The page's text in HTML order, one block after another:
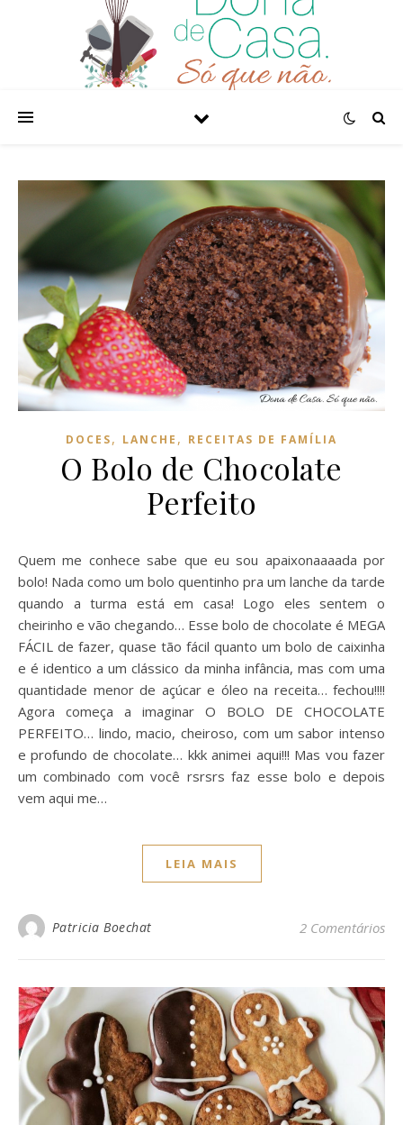
DOCES, LANCHE , RECEITAS DE FAMÍLIA
O Bolo de Chocolate
Perfeito
Quem me conhece sabe que eu sou apaixonaaaada por
bolo! Nada como um bolo quentinho pra um lanche da tarde
quando a turma está em casa! Logo eles sentem o
cheirinho e vão chegando… Esse bolo de chocolate é MEGA
FÁCIL de fazer, quase tão fácil quanto um bolo de caixinha
e é identico a um clássico da minha infância, mas com uma
quantidade menor de açúcar e óleo na receita… fechou!!!!
Agora começa a imaginar O BOLO DE CHOCOLATE
PERFEITO… lindo, macio, cheiroso, com um sabor intenso
e profundo de chocolate… kkk animei aqui!!! Mas vou fazer
um combinado com você rsrsrs faz esse bolo e depois
vem aqui me…
LEIA MAIS
Patricia Boechat 2 Comentários